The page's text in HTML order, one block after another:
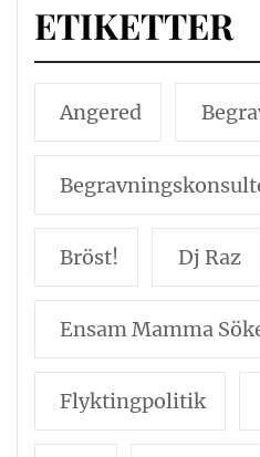
ETIKETTER
Angered
Bröst! Dj Raz
Ensam Mamma
Flyktingpolitik